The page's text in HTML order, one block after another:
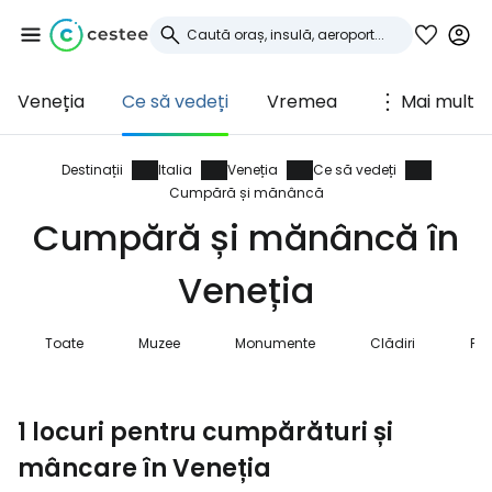
Veneția Ce să vedeți Vremea Mai mult
Destinații Italia Veneția
Ce să vedeți
Cumpără și mănâncă
Cumpără și mănâncă în
Veneția
Toate Muzee Monumente Clădiri
1 locuri pentru cumpărături și
mâncare în Veneția
Conectați-vă la
Cestee
... comunitatea mondială a călătorilor
Continuați cu Google
Continuați cu e-mailul